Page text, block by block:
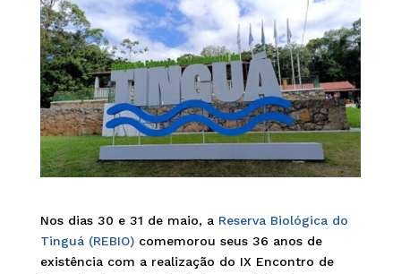
Nos dias 30 e 31 de maio, a Reserva Biológica do
Tinguá (REBIO)comemorou seus 36 anos de
existência com a realização do IX Encontro de